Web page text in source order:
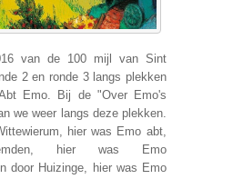
van de 100 mijl van Sint
2 en ronde 3 langs plekken
Emo. Bij de "Over Emo's
we weer langs deze plekken.
hier was Emo abt,
hier was Emo
door Huizinge, hier was Emo